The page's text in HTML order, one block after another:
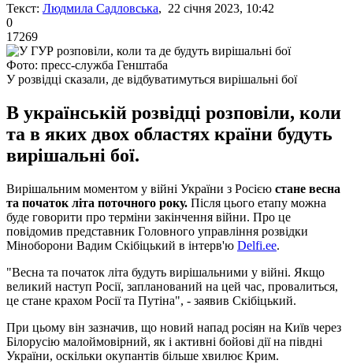
Текст: Людмила Садловська, 22 січня 2023, 10:42
0
17269
Фото: пресс-служба Генштаба
У розвідці сказали, де відбуватимуться вирішальні бої
В українській розвідці розповіли, коли
та в яких двох областях країни будуть
вирішальні бої.
Вирішальним моментом у війні України з Росією стане весна
та початок літа поточного року. Після цього етапу можна
буде говорити про терміни закінчення війни. Про це
повідомив представник Головного управління розвідки
Міноборони Вадим Скібіцький в інтерв'ю Delfi.ee.
"Весна та початок літа будуть вирішальними у війні. Якщо
великий наступ Росії, запланований на цей час, провалиться,
це стане крахом Росії та Путіна", - заявив Скібіцький.
При цьому він зазначив, що новий напад росіян на Київ через
Білорусію малоймовірний, як і активні бойові дії на півдні
України, оскільки окупантів більше хвилює Крим.